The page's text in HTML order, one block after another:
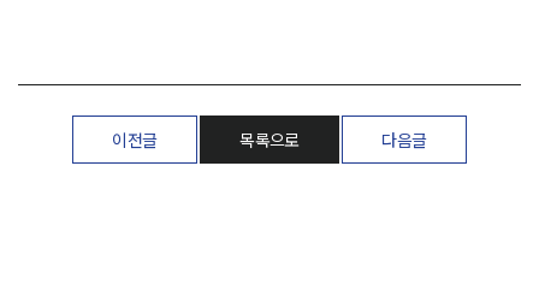
이전글 목록으로 다음글